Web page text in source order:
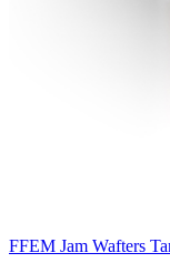
FFEM Jam Wafters